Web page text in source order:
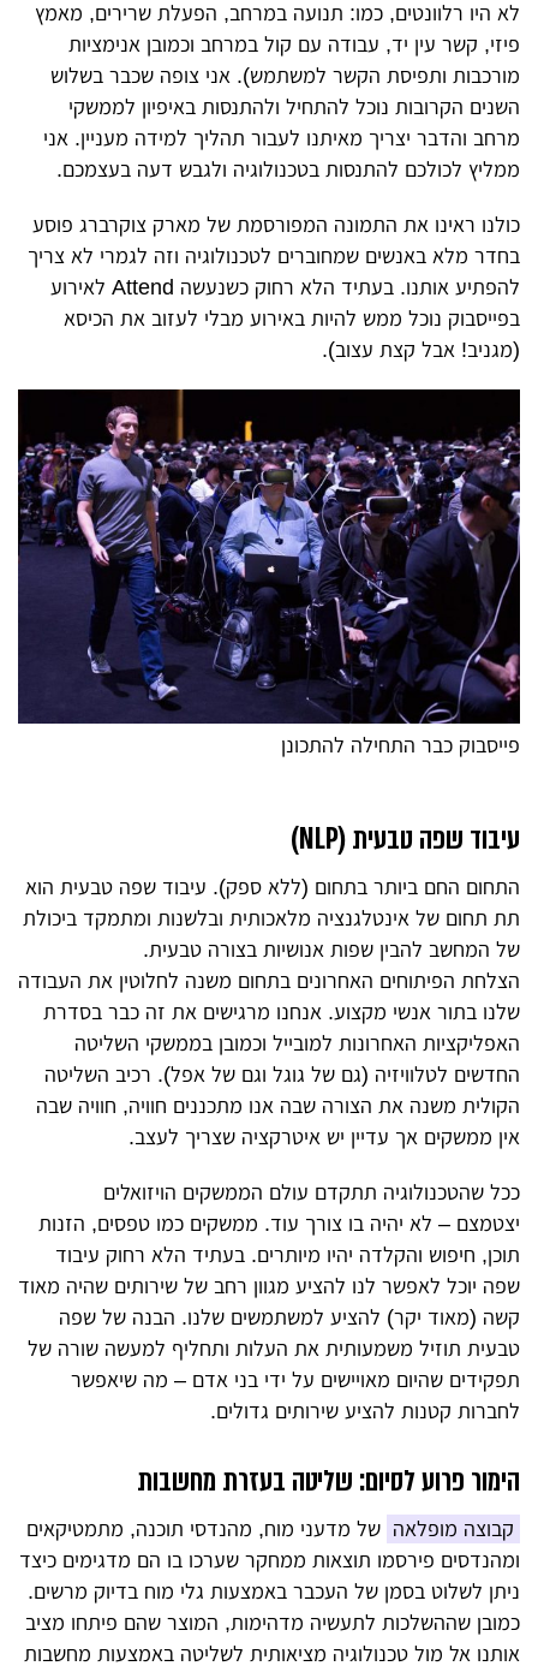
לא היו רלוונטים, כמו: תנועה במרחב, הפעלת שרירים, מאמץ
פיזי, קשר עין יד, עבודה עם קול במרחב וכמובן אנימציות
מורכבות ותפיסת הקשר למשתמש). אני צופה שכבר בשלוש
השנים הקרובות נוכל להתחיל ולהתנסות באיפיון לממשקי
מרחב והדבר יצריך מאיתנו לעבור תהליך למידה מעניין. אני
ממליץ לכולכם להתנסות בטכנולוגיה ולגבש דעה בעצמכם.
כולנו ראינו את התמונה המפורסמת של מארק צוקרברג פוסע
בחדר מלא באנשים שמחוברים לטכנולוגיה וזה לגמרי לא צריך
להפתיע אותנו. בעתיד הלא רחוק כשנעשה Attend לאירוע
בפייסבוק נוכל ממש להיות באירוע מבלי לעזוב את הכיסא
(מגניב! אבל קצת עצוב).
פייסבוק כבר התחילה להתכונן
עיבוד שפה טבעית (NLP)
התחום החם ביותר בתחום (ללא ספק). עיבוד שפה טבעית הוא
תת תחום של אינטלגנציה מלאכותית ובלשנות ומתמקד ביכולת
של המחשב להבין שפות אנושיות בצורה טבעית.
הצלחת הפיתוחים האחרונים בתחום משנה לחלוטין את העבודה
שלנו בתור אנשי מקצוע. אנחנו מרגישים את זה כבר בסדרת
האפליקציות האחרונות למובייל וכמובן בממשקי השליטה
החדשים לטלוויזיה (גם של גוגל וגם של אפל). רכיב השליטה
הקולית משנה את הצורה שבה אנו מתכננים חוויה, חוויה שבה
אין ממשקים אך עדיין יש איטרקציה שצריך לעצב.
ככל שהטכנולוגיה תתקדם עולם הממשקים הויזואלים
יצטמצם – לא יהיה בו צורך עוד. ממשקים כמו טפסים, הזנות
תוכן, חיפוש והקלדה יהיו מיותרים. בעתיד הלא רחוק עיבוד
שפה יוכל לאפשר לנו להציע מגוון רחב של שירותים שהיה מאוד
קשה (מאוד יקר) להציע למשתמשים שלנו. הבנה של שפה
טבעית תוזיל משמעותית את העלות ותחליף למעשה שורה של
תפקידים שהיום מאויישים על ידי בני אדם – מה שיאפשר
לחברות קטנות להציע שירותים גדולים.
הימור פרוע לסיום: שליטה בעזרת מחשבות
קבוצה מופלאה של מדעני מוח, מהנדסי תוכנה, מתמטיקאים
ומהנדסים פירסמו תוצאות ממחקר שערכו בו הם מדגימים כיצד
ניתן לשלוט בסמן של העכבר באמצעות גלי מוח בדיוק מרשים.
כמובן שההשלכות לתעשיה מדהימות, המוצר שהם פיתחו מציב
אותנו אל מול טכנולוגיה מציאותית לשליטה באמצעות מחשבות